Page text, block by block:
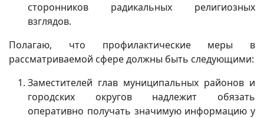
сторонников радикальных религиозных
взглядов.
Полагаю, что профилактические меры в
рассматриваемой сфере должны быть следующими:
Заместителей глав муниципальных районов и
городских округов надлежит обязать
оперативно получать значимую информацию у